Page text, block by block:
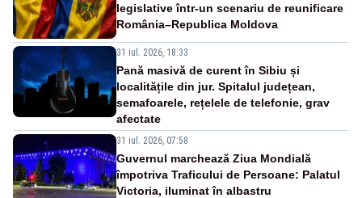
legislative într-un scenariu de reunificare
România–Republica Moldova
31 iul. 2026, 18:33
Pană masivă de curent în Sibiu și
localitățile din jur. Spitalul județean,
semafoarele, rețelele de telefonie, grav
afectate
31 iul. 2026, 07:58
Guvernul marchează Ziua Mondială
împotriva Traficului de Persoane: Palatul
Victoria, iluminat în albastru